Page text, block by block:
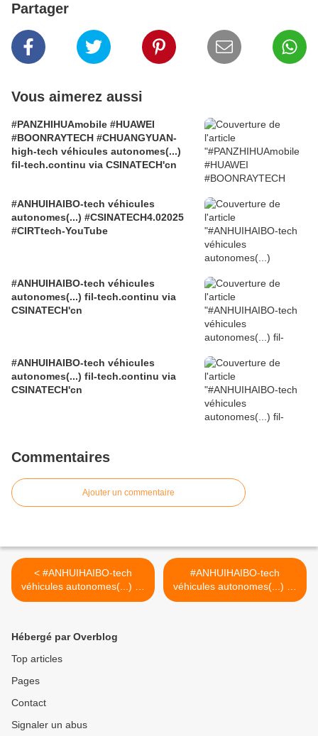
Partager
Vous aimerez aussi
#PANZHIHUAmobile #HUAWEI
#BOONRAYTECH #CHUANGYUAN-
high-tech véhicules autonomes(...)
fil-tech.continu via CSINATECH'cn
#ANHUIHAIBO-tech véhicules
autonomes(...) #CSINATECH4.02025
#CIRTtech-YouTube
#ANHUIHAIBO-tech véhicules
autonomes(...) fil-tech.continu via
CSINATECH'cn
#ANHUIHAIBO-tech véhicules
autonomes(...) fil-tech.continu via
CSINATECH'cn
Commentaires
Ajouter un commentaire
< #ANHUIHAIBO-tech
véhicules autonomes(...) fil-
tech.continu via
#ANHUIHAIBO-tech
véhicules autonomes(...) fil-
tech.continu via
Hébergé par Overblog
Top articles
Pages
Contact
Signaler un abus